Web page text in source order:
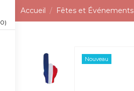
0)
Accueil Fêtes et Événements
Nouveau